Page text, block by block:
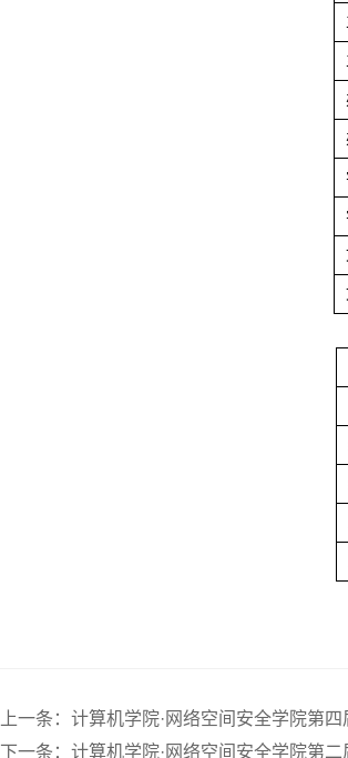
上一条： 计算机学院·网络空间安全学院第
下一条： 计算机学院·网络空间安全学院第